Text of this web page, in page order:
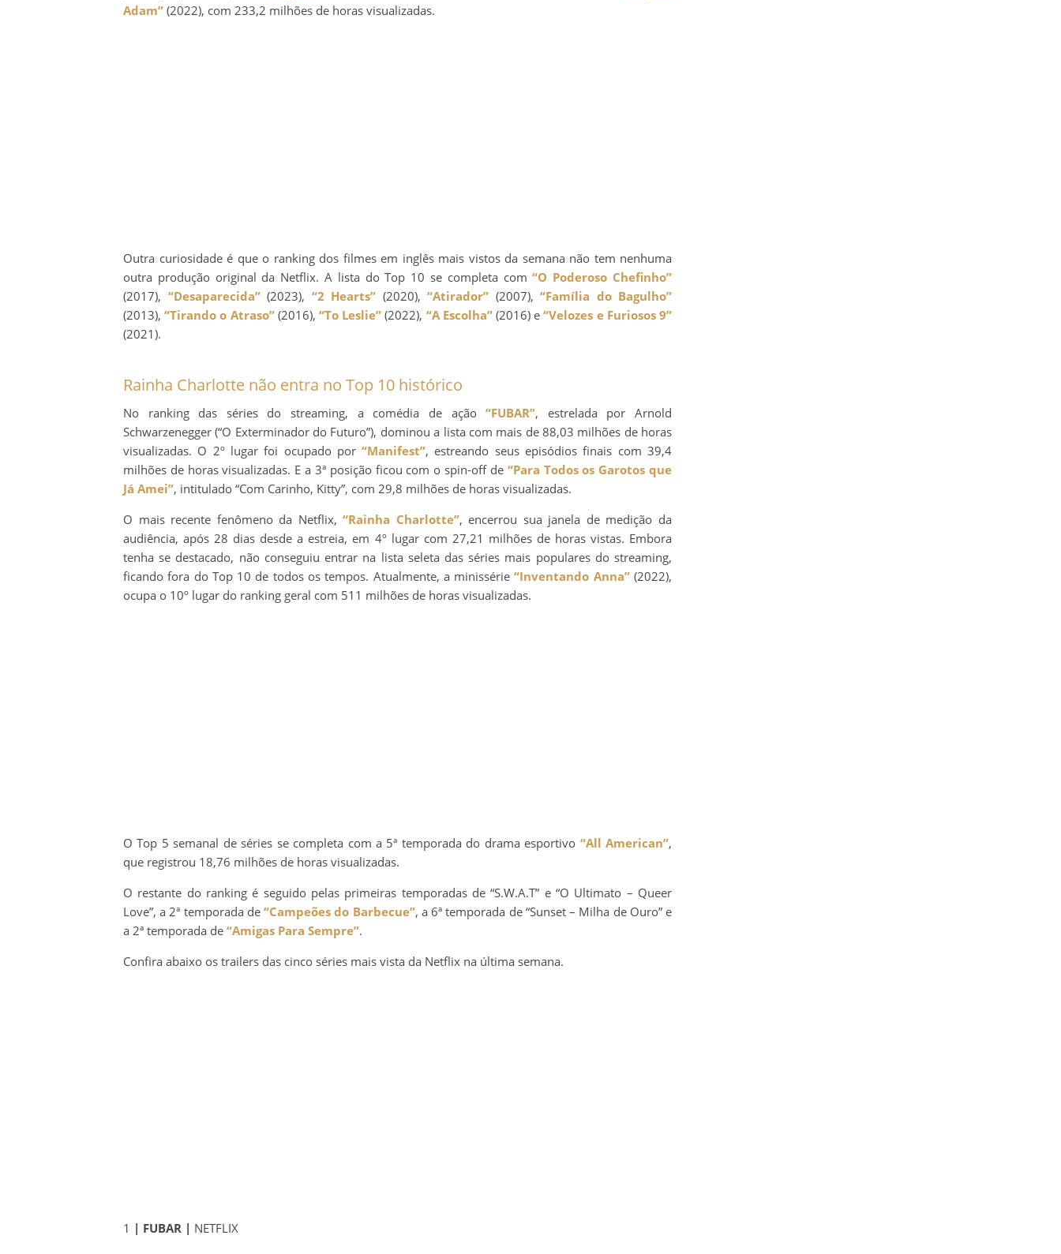
Adam” (2022), com 233,2 milhões de horas visualizadas.
Outra curiosidade é que o ranking dos filmes em inglês mais vistos da semana não tem nenhuma
outra produção original da Netflix. A lista do Top 10 se completa com“O Poderoso Chefinho”
(2017), “Desaparecida”(2023), “2 Hearts” (2020), “Atirador” (2007), “Família do Bagulho”
(2013),“Tirando o Atraso”(2016),“To Leslie” (2022), “A Escolha”(2016) e“Velozes e Furiosos 9”
(2021).
Rainha Charlotte não entra no Top 10 histórico
No ranking das séries do streaming, a comédia de ação“FUBAR”, estrelada por Arnold
Schwarzenegger (“O Exterminador do Futuro”), dominou a lista com mais de 88,03 milhões de horas
visualizadas. O 2º lugar foi ocupado por“Manifest”, estreando seus episódios finais com 39,4
milhões de horas visualizadas. E a 3ª posição ficou com o spin-off de “Para Todos os Garotos que
Já Amei”, intitulado “Com Carinho, Kitty”, com 29,8 milhões de horas visualizadas.
O mais recente fenômeno da Netflix,“Rainha Charlotte”, encerrou sua janela de medição da
audiência, após 28 dias desde a estreia, em 4º lugar com 27,21 milhões de horas vistas. Embora
tenha se destacado, não conseguiu entrar na lista seleta das séries mais populares do streaming,
ficando fora do Top 10 de todos os tempos. Atualmente, a minissérie“Inventando Anna”(2022),
ocupa o 10º lugar do ranking geral com 511 milhões de horas visualizadas.
O Top 5 semanal de séries se completa com a 5ª temporada do drama esportivo “All American”,
que registrou 18,76 milhões de horas visualizadas.
O restante do ranking é seguido pelas primeiras temporadas de “S.W.A.T” e “O Ultimato – Queer
Love”, a 2ª temporada de“Campeões do Barbecue”, a 6ª temporada de “Sunset – Milha de Ouro” e
a 2ª temporada de “Amigas Para Sempre”.
Confira abaixo os trailers das cinco séries mais vista da Netflix na última semana.
1 | FUBAR | NETFLIX